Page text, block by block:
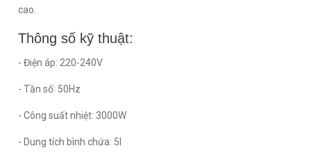
cao.
Thông số kỹ thuật:
- Điện áp: 220-240V
- Tần số: 50Hz
- Công suất nhiệt: 3000W
- Dung tích bình chứa: 5l